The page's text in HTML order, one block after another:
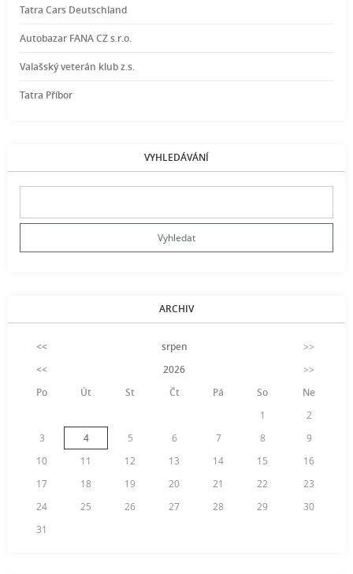
Tatra Cars Deutschland
Autobazar FANA CZ s.r.o.
Valašský veterán klub z.s.
Tatra Příbor
VYHLEDÁVÁNÍ
ARCHIV
<< srpen
>>
<<
2026
>>
Po
Út St Čt Pá So
Ne
1
2
3
4 5 6 7 8
9
10
11 12 13 14 15
16
17
18 19 20 21 22
23
24
25 26 27 28 29
30
31